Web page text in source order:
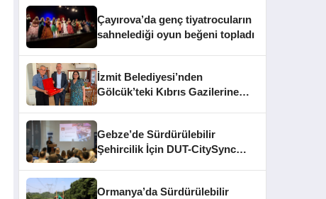
Çayırova’da genç tiyatrocuların
sahnelediği oyun beğeni topladı
İzmit Belediyesi’nden
Gölcük’teki Kıbrıs Gazilerine
Gebze’de Sürdürülebilir
Şehircilik İçin DUT-CitySync
Ormanya’da Sürdürülebilir